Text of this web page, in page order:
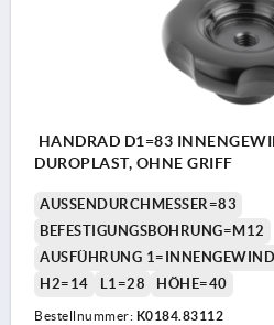
HANDRAD D1=83
DUROPLAST, OHNE GRIFF
AUSSENDURCHMESSER=83
BEFESTIGUNGSBOHRUNG=M12
AUSFÜHRUNG
H2=14
L1=28 HÖHE=40
Bestellnummer: K0184.83112